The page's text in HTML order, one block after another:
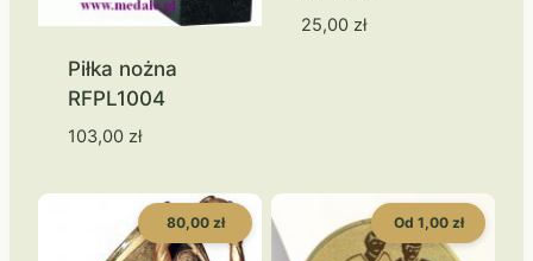
Piłka nożna
RFPL1004
103,00 zł
25,00 zł
80,00 zł Od 1,00 zł